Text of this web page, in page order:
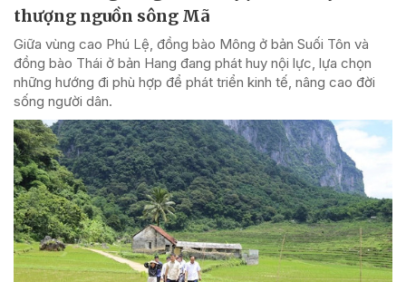
thượng nguồn sông Mã
Giữa vùng cao Phú Lệ, đồng bào Mông ở bản Suối Tôn và
đồng bào Thái ở bản Hang đang phát huy nội lực, lựa chọn
những hướng đi phù hợp để phát triển kinh tế, nâng cao đời
sống người dân.